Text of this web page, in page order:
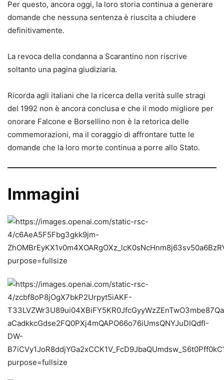
Per questo, ancora oggi, la loro storia continua a generare
domande che nessuna sentenza è riuscita a chiudere
definitivamente.
La revoca della condanna a Scarantino non riscrive
soltanto una pagina giudiziaria.
Ricorda agli italiani che la ricerca della verità sulle stragi
del 1992 non è ancora conclusa e che il modo migliore per
onorare Falcone e Borsellino non è la retorica delle
commemorazioni, ma il coraggio di affrontare tutte le
domande che la loro morte continua a porre allo Stato.
Immagini